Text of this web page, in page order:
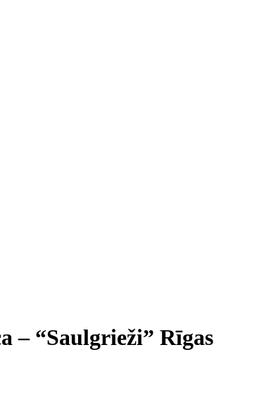
– “Saulgrieži” Rīgas